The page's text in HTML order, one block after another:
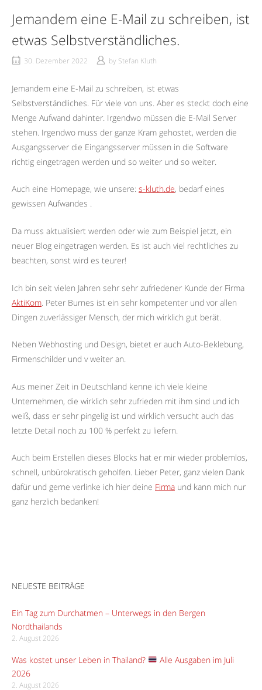
Jemandem eine E-Mail zu schreiben, ist
etwas Selbstverständliches.
30. Dezember 2022 by Stefan Kluth
Jemandem eine E-Mail zu schreiben, ist etwas
Selbstverständliches. Für viele von uns. Aber es steckt doch eine
Menge Aufwand dahinter. Irgendwo müssen die E-Mail Server
stehen. Irgendwo muss der ganze Kram gehostet, werden die
Ausgangsserver die Eingangsserver müssen in die Software
richtig eingetragen werden und so weiter und so weiter.
Auch eine Homepage, wie unsere: s-kluth.de, bedarf eines
gewissen Aufwandes .
Da muss aktualisiert werden oder wie zum Beispiel jetzt, ein
neuer Blog eingetragen werden. Es ist auch viel rechtliches zu
beachten, sonst wird es teurer!
Ich bin seit vielen Jahren sehr sehr zufriedener Kunde der Firma
AktiKom . Peter Burnes ist ein sehr kompetenter und vor allen
Dingen zuverlässiger Mensch, der mich wirklich gut berät.
Neben Webhosting und Design, bietet er auch Auto-Beklebung,
Firmenschilder und v weiter an.
Aus meiner Zeit in Deutschland kenne ich viele kleine
Unternehmen, die wirklich sehr zufrieden mit ihm sind und ich
weiß, dass er sehr pingelig ist und wirklich versucht auch das
letzte Detail noch zu 100 % perfekt zu liefern.
Auch beim Erstellen dieses Blocks hat er mir wieder problemlos,
schnell, unbürokratisch geholfen. Lieber Peter, ganz vielen Dank
dafür und gerne verlinke ich hier deine Firma und kann mich nur
ganz herzlich bedanken!
NEUESTE BEITRÄGE
Ein Tag zum Durchatmen – Unterwegs in den Bergen
Nordthailands
2. August 2026
Was kostet unser Leben in Thailand?
Alle Ausgaben im Juli
2026
2. August 2026